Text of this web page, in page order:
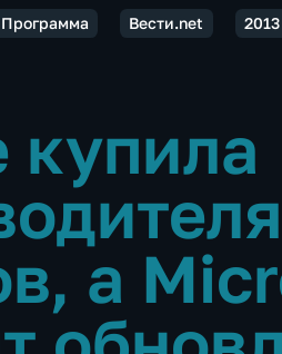
Программа Вести.net 2013
купила
а